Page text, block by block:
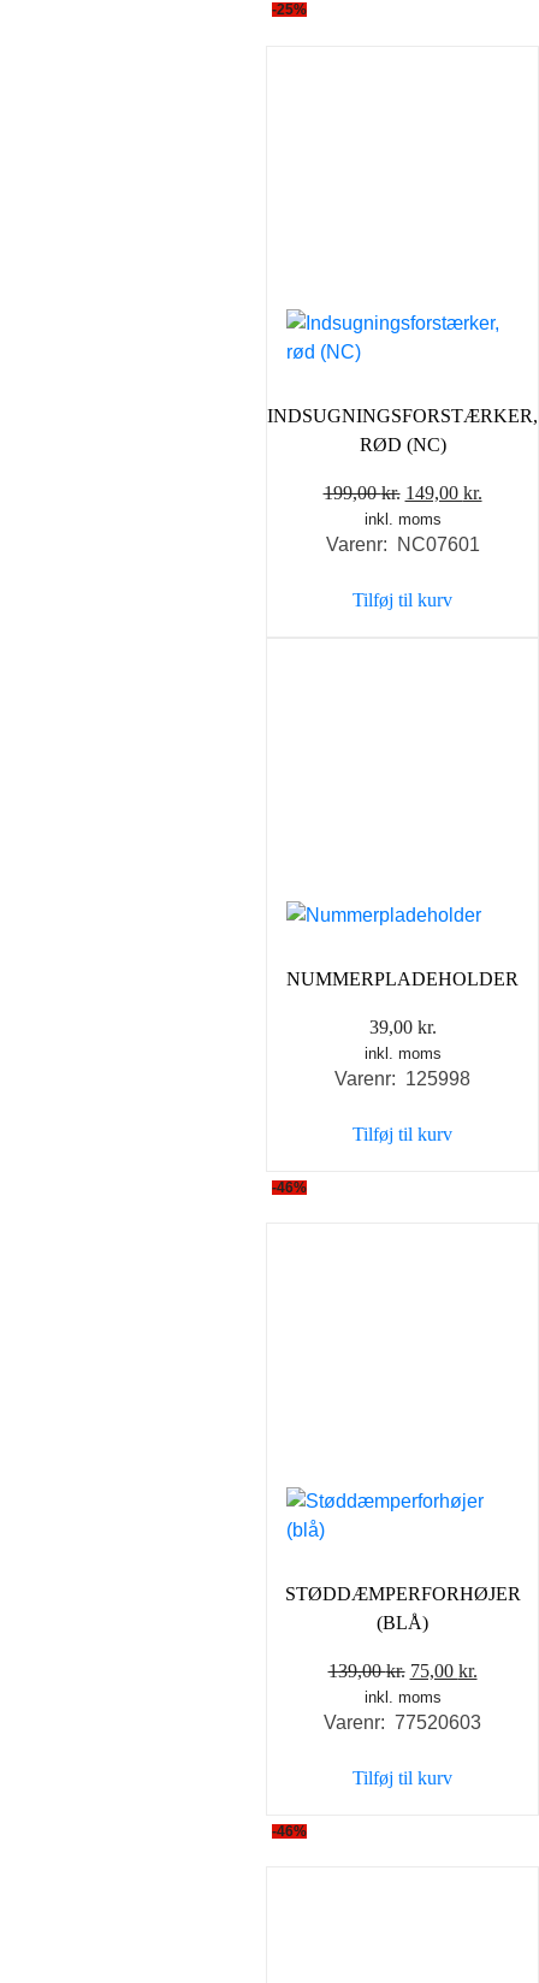
-25%
INDSUGNINGSFORSTÆRKER,
RØD (NC)
199,00kr. Den
oprindelige
pris
199,00 kr..
149,00 kr.
inkl. moms
Varenr: NC07601
Tilføj til kurv
NUMMERPLADEHOLDER
39,00 kr.
inkl. moms
Varenr: 125998
Tilføj til kurv
-46%
STØDDÆMPERFORHØJER
(BLÅ)
139,00kr. Den
oprindelige
pris
139,00 kr..
75,00 kr.
pris
inkl. moms
Varenr: 77520603
Tilføj til kurv
-46%